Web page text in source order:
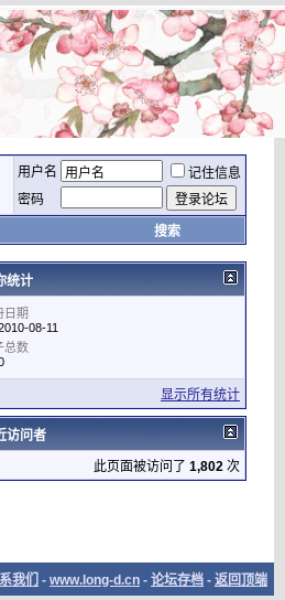
用户名
记住信息
密码
搜索
统计
日期
08-11
总数
显示所有统计
访问者
此页面被访问了 1,802 次
我们 - www.long-d.cn - 论坛存档 - 返回顶端